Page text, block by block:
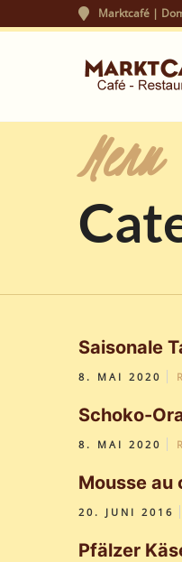
Marktcafé |
Menu
Saisonale
8. MAI 2020
Schoko-
8. MAI 2020
Mousse au
20. JUNI 2016
Pfälzer